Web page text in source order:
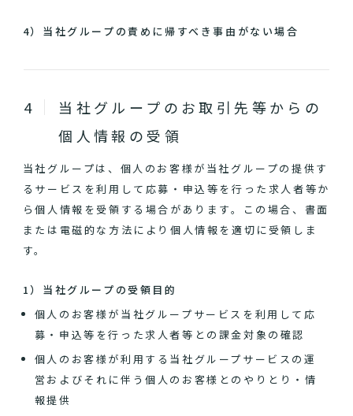
4）当社グループの責めに帰すべき事由がない場合
当社グループのお取引先等からの
個人情報の受領
当社グループは、個人のお客様が当社グループの提供す
るサービスを利用して応募・申込等を行った求人者等か
ら個人情報を受領する場合があります。この場合、書面
または電磁的な方法により個人情報を適切に受領しま
す。
1）当社グループの受領目的
個人のお客様が当社グループサービスを利用して応
募・申込等を行った求人者等との課金対象の確認
個人のお客様が利用する当社グループサービスの運
営およびそれに伴う個人のお客様とのやりとり・情
報提供